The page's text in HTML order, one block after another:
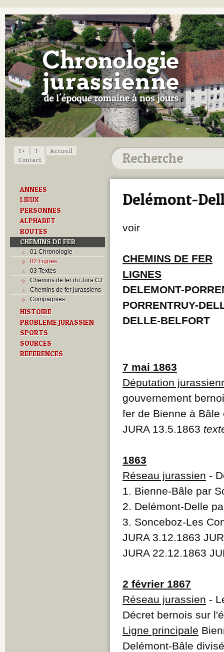
T+ T-
Accueil
Contact
ANNEES
LIEUX
PERSONNES
ALPHABET
ROUTES
CHEMINS DE FER
01 Chronologie
02 Lignes
03 Textes
Chemins de fer du Jura CJ
Chemins de fer jurassiens
Compagnies
HISTOIRE
PROBLEME JURASSIEN
SPORTS
SOURCES
REFERENCES
Delémont-
voir
CHEMINS DE FER
LIGNES
DELEMONT-
PORRENTRUY-
DELLE-BELFORT
7 mai 1863
Députation
gouvernement
fer de Bienne à Bâle
JURA 13.5.1863
1863
Réseau jurassien -
1. Bienne-Bâle par
2. Delémont-Delle
3. Sonceboz-Les
JURA 3.12.1863
JURA 22.12.1863
2 février 1867
Réseau jurassien -
Décret bernois sur
Ligne principale
Delémont-Bâle